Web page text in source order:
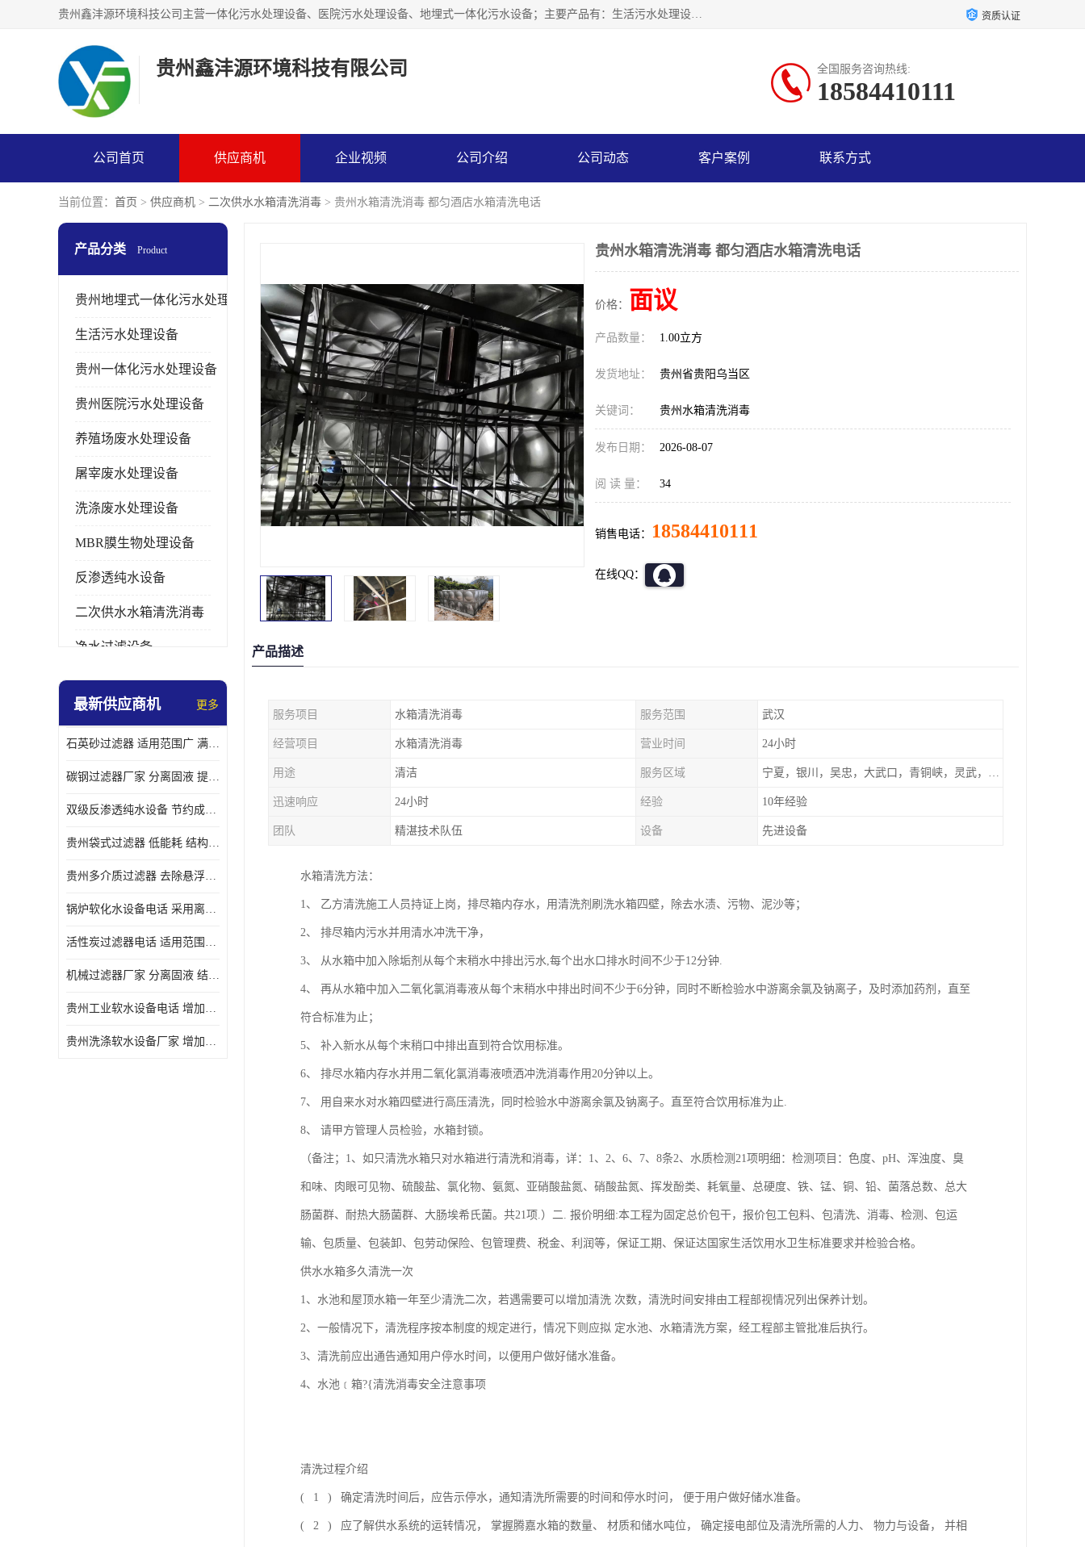
贵州鑫沣源环境科技公司主营一体化污水处理设备、医院污水处理设备、地埋式一体化污水设备；主要产品有：生活污水处理设备，养殖场废水处理设备，屠宰废水处理设备，洗涤废水处理设备，MBR膜生物处理设备，反渗透纯水设备，二次供水水箱清洗消毒，净水过滤设备，软水设备等。欢迎新老顾客来电咨询！ 资质认证
贵州鑫沣源环境科技有限公司 全国服务咨询热线:
18584410111
公司首页 供应商机 企业视频 公司介绍 公司动态 客户案例 联系方式
当前位置： 首页 > 供应商机 > 二次供水水箱清洗消毒 > 贵州水箱清洗消毒 都匀酒店水箱清洗电话
产品分类 Product
贵州地埋式一体化污水处理设备
生活污水处理设备
贵州一体化污水处理设备
贵州医院污水处理设备
养殖场废水处理设备
屠宰废水处理设备
洗涤废水处理设备
MBR膜生物处理设备
反渗透纯水设备
二次供水水箱清洗消毒
净水过滤设备
软水设备
最新供应商机 更多
石英砂过滤器 适用范围广 满足不同的需求
碳钢过滤器厂家 分离固液 提高过滤效率
双级反渗透纯水设备 节约成本 提供高纯度水
贵州袋式过滤器 低能耗 结构简单
贵州多介质过滤器 去除悬浮物 防止水垢和堵塞
锅炉软化水设备电话 采用离子交换技术 减少维修和更换的成本
活性炭过滤器电话 适用范围广 防止水垢和堵塞
机械过滤器厂家 分离固液 结构简单
贵州工业软水设备电话 增加清洁效果 使水更加清澈 干净
贵州洗涤软水设备厂家 增加清洁效果 减少维修和更换的成本
贵州水箱清洗消毒 都匀酒店水箱清洗电话
价格： 面议
产品数量： 1.00立方
发货地址： 贵州省贵阳乌当区
关键词： 贵州水箱清洗消毒
发布日期： 2026-08-07
阅 读 量： 34
销售电话： 18584410111
在线QQ：
产品描述
服务项目 水箱清洗消毒 服务范围 武汉
经营项目 水箱清洗消毒 营业时间 24小时
用途 清洁 服务区域 宁夏，银川，吴忠，大武口，青铜峡，灵武，兰州，左旗
迅速响应 24小时 经验 10年经验
团队 精湛技术队伍 设备 先进设备
水箱清洗方法：
1、 乙方清洗施工人员持证上岗，排尽箱内存水，用清洗剂刷洗水箱四壁，除去水渍、污物、泥沙等；
2、 排尽箱内污水并用清水冲洗干净，
3、 从水箱中加入除垢剂从每个末稍水中排出污水,每个出水口排水时间不少于12分钟.
4、 再从水箱中加入二氧化氯消毒液从每个末稍水中排出时间不少于6分钟，同时不断检验水中游离余氯及钠离子，及时添加药剂，直至
符合标准为止；
5、 补入新水从每个末稍口中排出直到符合饮用标准。
6、 排尽水箱内存水并用二氧化氯消毒液喷洒冲洗消毒作用20分钟以上。
7、 用自来水对水箱四壁进行高压清洗，同时检验水中游离余氯及钠离子。直至符合饮用标准为止.
8、 请甲方管理人员检验，水箱封锁。
（备注；1、如只清洗水箱只对水箱进行清洗和消毒，详：1、2、6、7、8条2、水质检测21项明细：检测项目：色度、pH、浑浊度、臭
和味、肉眼可见物、硫酸盐、氯化物、氨氮、亚硝酸盐氮、硝酸盐氮、挥发酚类、耗氧量、总硬度、铁、锰、铜、铅、菌落总数、总大
肠菌群、耐热大肠菌群、大肠埃希氏菌。共21项.）二. 报价明细:本工程为固定总价包干，报价包工包料、包清洗、消毒、检测、包运
输、包质量、包装卸、包劳动保险、包管理费、税金、利润等，保证工期、保证达国家生活饮用水卫生标准要求并检验合格。
供水水箱多久清洗一次
1、水池和屋顶水箱一年至少清洗二次，若遇需要可以增加清洗 次数，清洗时间安排由工程部视情况列出保养计划。
2、一般情况下，清洗程序按本制度的规定进行，情况下则应拟 定水池、水箱清洗方案，经工程部主管批准后执行。
3、清洗前应出通告通知用户停水时间，以便用户做好储水准备。
4、水池﹝箱?{清洗消毒安全注意事项
清洗过程介绍
( 1 ) 确定清洗时间后，应告示停水，通知清洗所需要的时间和停水时问， 便于用户做好储水准备。
( 2 ) 应了解供水系统的运转情况， 掌握腾嘉水箱的数量、 材质和储水吨位， 确定接电部位及清洗所需的人力、 物力与设备， 并相